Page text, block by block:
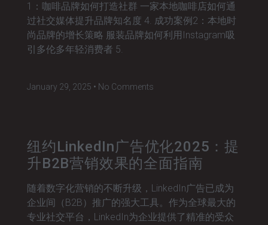
1：咖啡品牌如何打造社群 一家本地咖啡店如何通
过社交媒体提升品牌知名度 4. 成功案例2：本地时
尚品牌的增长策略 服装品牌如何利用Instagram吸
引多伦多年轻消费者 5.
January 29, 2025 No Comments
纽约LinkedIn广告优化2025：提
升B2B营销效果的全面指南
随着数字化营销的不断升级，LinkedIn广告已成为
企业间（B2B）推广的强大工具。作为全球最大的
专业社交平台，LinkedIn为企业提供了精准的受众